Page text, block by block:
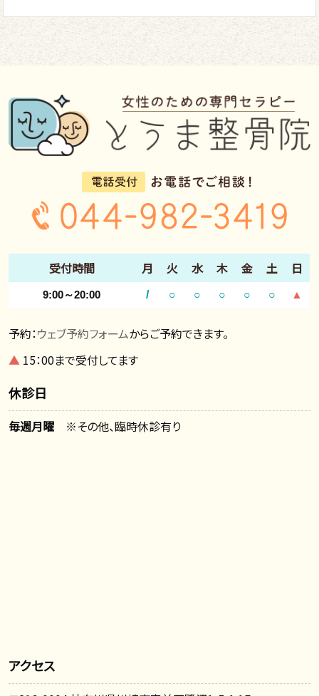
受付時間 月 火 水 木 金 土 日
9:00～20:00 / ○ ○ ○ ○ ○ ▲
予約：ウェブ予約フォームからご予約できます。
▲ 15：00まで受付してます
休診日
毎週月曜 ※その他、臨時休診有り
アクセス